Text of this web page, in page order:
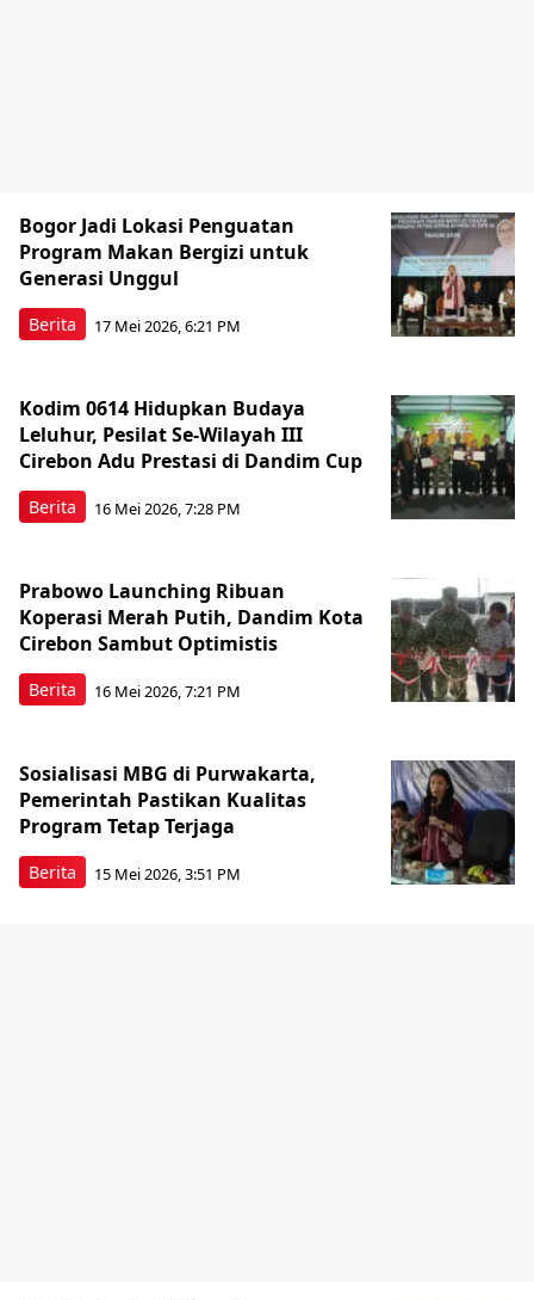
Berita
Bogor Jadi Lokasi Penguatan
Program Makan Bergizi untuk
Generasi Unggul
17 Mei 2026, 6:21 PM
Berita
Kodim 0614 Hidupkan Budaya
Leluhur, Pesilat Se-Wilayah III
Cirebon Adu Prestasi di Dandim Cup
16 Mei 2026, 7:28 PM
Berita
Prabowo Launching Ribuan
Koperasi Merah Putih, Dandim Kota
Cirebon Sambut Optimistis
16 Mei 2026, 7:21 PM
Berita
Sosialisasi MBG di Purwakarta,
Pemerintah Pastikan Kualitas
Program Tetap Terjaga
15 Mei 2026, 3:51 PM